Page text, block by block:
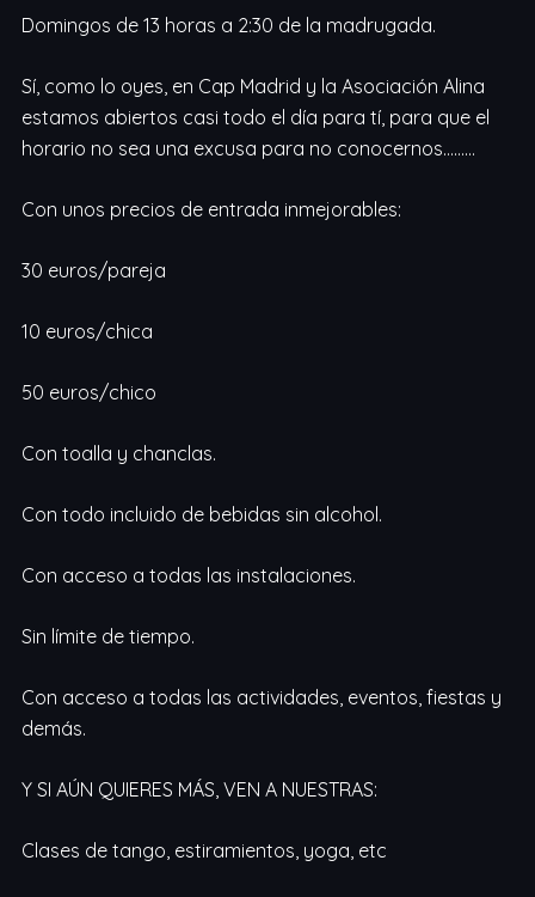
Domingos de 13 horas a 2:30 de la madrugada.
Sí, como lo oyes, en Cap Madrid y la Asociación Alina
estamos abiertos casi todo el día para tí, para que el
horario no sea una excusa para no conocernos………
Con unos precios de entrada inmejorables:
30 euros/pareja
10 euros/chica
50 euros/chico
Con toalla y chanclas.
Con todo incluido de bebidas sin alcohol.
Con acceso a todas las instalaciones.
Sin límite de tiempo.
Con acceso a todas las actividades, eventos, fiestas y
demás.
Y SI AÚN QUIERES MÁS, VEN A NUESTRAS:
Clases de tango, estiramientos, yoga, etc